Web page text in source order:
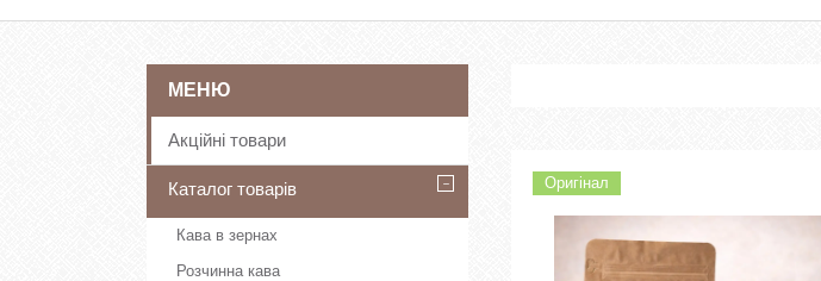
Оригінал
Акційні товари
Каталог товарів
Кава в зернах
Розчинна кава